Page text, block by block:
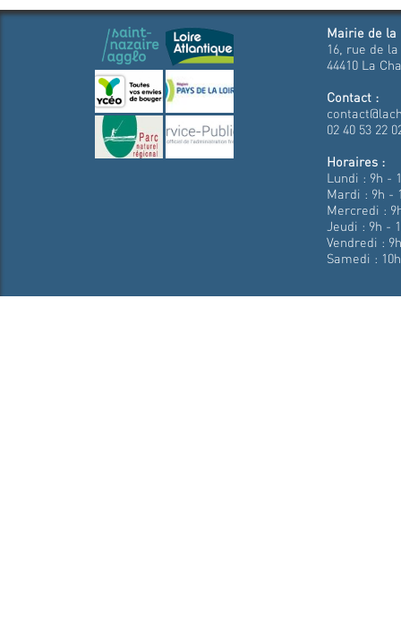
Mairie de la
16, rue de
44410 La
Contact :
02 40 53 22
Horaires :
Lundi : 9h -
Mardi : 9h -
Mercredi :
Jeudi : 9h -
Vendredi :
Samedi :